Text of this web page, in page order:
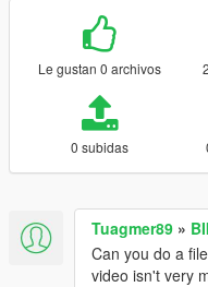
Le gustan 0 archivos
0 subidas
Tuagmer89 »
Can you do a
video isn't very